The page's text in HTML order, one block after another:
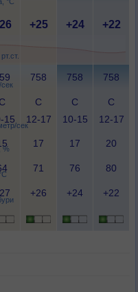
сек
%
+25 +24 +22
758 758 758
С
15
С
12-17
С
10-15
С
12-17
17 17 20
71 76 80
+26 +24 +22